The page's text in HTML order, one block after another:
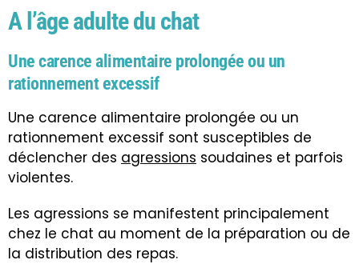
A l’âge adulte du chat
Une carence alimentaire prolongée ou un
rationnement excessif
Une carence alimentaire prolongée ou un
rationnement excessif sont susceptibles de
déclencher des agressions soudaines et parfois
violentes.
Les agressions se manifestent principalement
chez le chat au moment de la préparation ou de
la distribution des repas.